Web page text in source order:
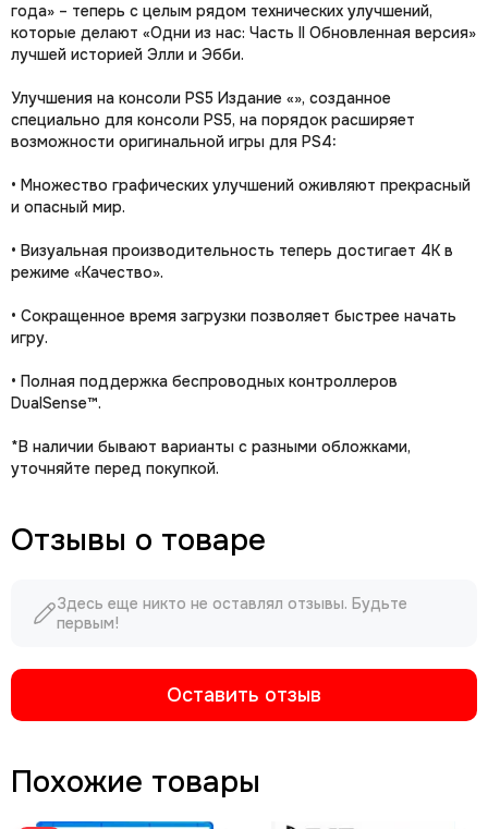
года» – теперь с целым рядом технических улучшений,
которые делают «Одни из нас: Часть II Обновленная версия»
лучшей историей Элли и Эбби.
Улучшения на консоли PS5 Издание «», созданное
специально для консоли PS5, на порядок расширяет
возможности оригинальной игры для PS4:
• Множество графических улучшений оживляют прекрасный
и опасный мир.
• Визуальная производительность теперь достигает 4K в
режиме «Качество».
• Сокращенное время загрузки позволяет быстрее начать
игру.
• Полная поддержка беспроводных контроллеров
DualSense™.
*В наличии бывают варианты с разными обложками,
уточняйте перед покупкой.
Отзывы о товаре
Здесь еще никто не оставлял отзывы. Будьте
первым!
Оставить отзыв
Похожие товары